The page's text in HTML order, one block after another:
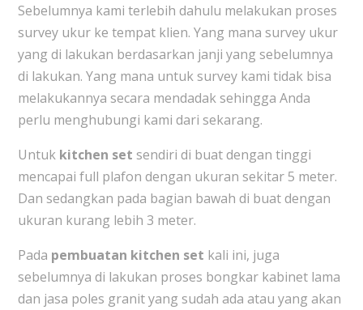
Sebelumnya kami terlebih dahulu melakukan proses
survey ukur ke tempat klien. Yang mana survey ukur
yang di lakukan berdasarkan janji yang sebelumnya
di lakukan. Yang mana untuk survey kami tidak bisa
melakukannya secara mendadak sehingga Anda
perlu menghubungi kami dari sekarang.
Untuk kitchen set sendiri di buat dengan tinggi
mencapai full plafon dengan ukuran sekitar 5 meter.
Dan sedangkan pada bagian bawah di buat dengan
ukuran kurang lebih 3 meter.
Pada pembuatan kitchen set kali ini, juga
sebelumnya di lakukan proses bongkar kabinet lama
dan jasa poles granit yang sudah ada atau yang akan